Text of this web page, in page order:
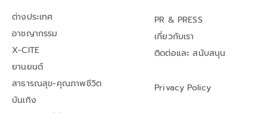
ต่างประเทศ
อาชญากรรม
X-CITE
ยานยนต์
สาธารณสุข-คุณภาพชีวิต
บันเทิง
PR & PRESS
เกี่ยวกับเรา
ติดต่อและ สนับสนุน
Privacy Policy